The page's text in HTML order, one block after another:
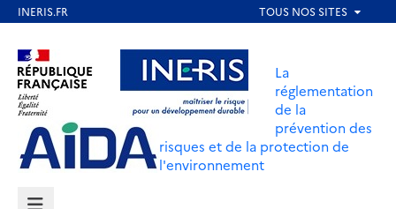
contenu
principal
Aller au contenu Aller au menu
Aller au pied de page
La
réglementation
de la
prévention des
risques et de la protection de
l'environnement
MENU